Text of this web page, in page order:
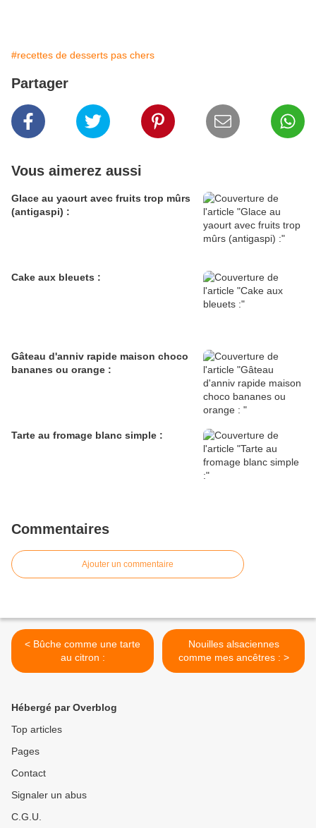
#recettes de desserts pas chers
Partager
Vous aimerez aussi
Glace au yaourt avec fruits trop mûrs
(antigaspi) :
Cake aux bleuets :
Gâteau d'anniv rapide maison choco
bananes ou orange :
Tarte au fromage blanc simple :
Commentaires
Ajouter un commentaire
< Bûche comme une tarte
au citron :
Nouilles alsaciennes
comme mes ancêtres : >
Hébergé par Overblog
Top articles
Pages
Contact
Signaler un abus
C.G.U.